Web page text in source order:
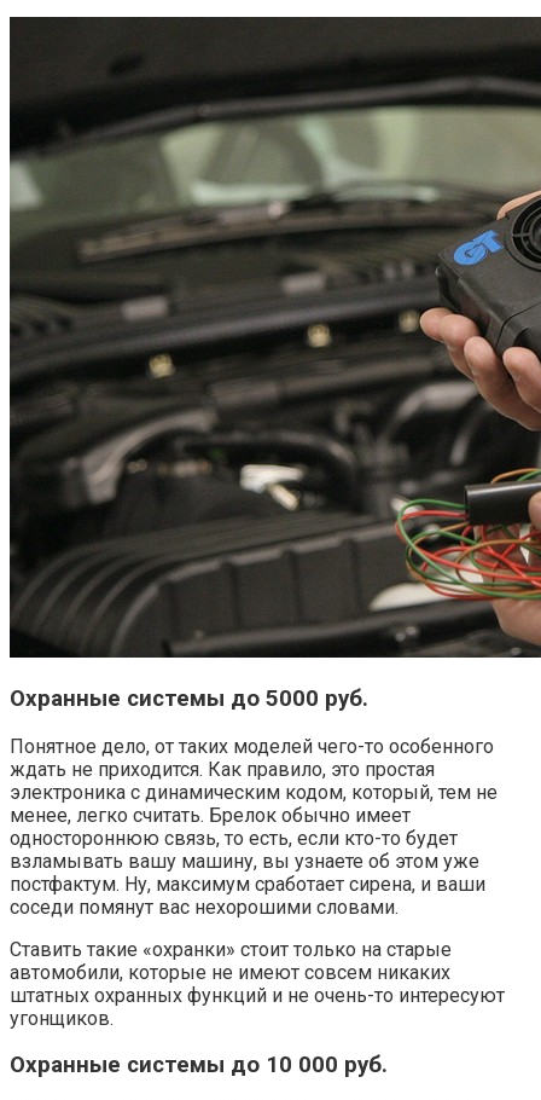
Охранные системы до 5000 руб.
Понятное дело, от таких моделей чего-то особенного
ждать не приходится. Как правило, это простая
электроника с динамическим кодом, который, тем не
менее, легко считать. Брелок обычно имеет
одностороннюю связь, то есть, если кто-то будет
взламывать вашу машину, вы узнаете об этом уже
постфактум. Ну, максимум сработает сирена, и ваши
соседи помянут вас нехорошими словами.
Ставить такие «охранки» стоит только на старые
автомобили, которые не имеют совсем никаких
штатных охранных функций и не очень-то интересуют
угонщиков.
Охранные системы до 10 000 руб.